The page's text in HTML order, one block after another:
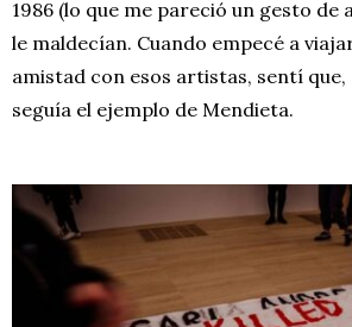
1986 (lo que me pareció un gesto
le maldecían. Cuando empecé a
amistad con esos artistas, sentí
seguía el ejemplo de Mendieta.